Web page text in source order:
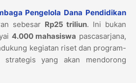
Pengelola Dana Pendidikan
sebesar Rp25 triliun. Ini bukan
4.000 mahasiswa pascasarjana,
kegiatan riset dan program-
strategis yang akan mendorong